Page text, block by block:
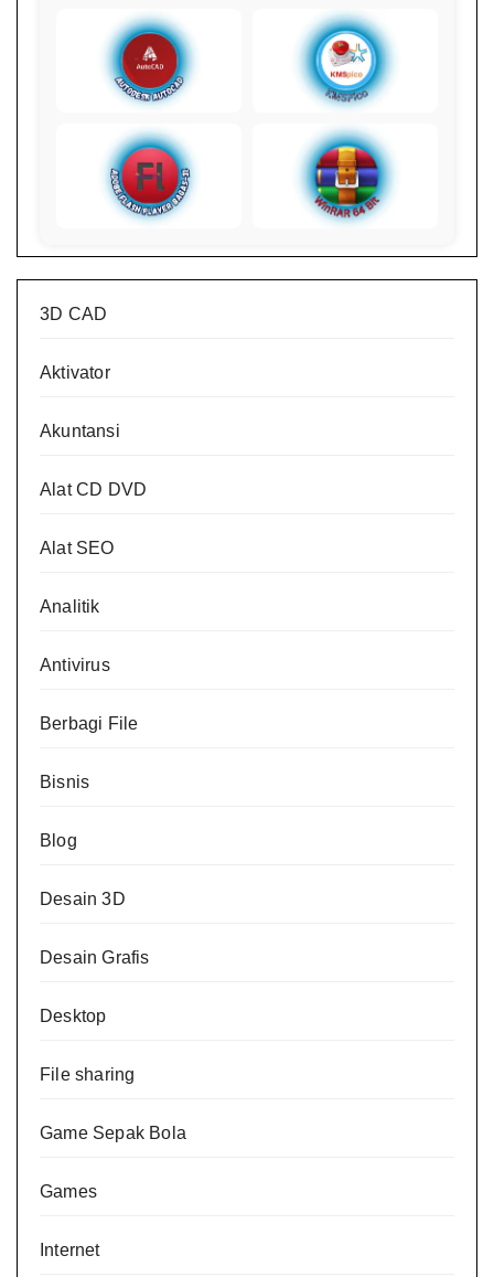
3D CAD
Aktivator
Akuntansi
Alat CD DVD
Alat SEO
Analitik
Antivirus
Berbagi File
Bisnis
Blog
Desain 3D
Desain Grafis
Desktop
File sharing
Game Sepak Bola
Games
Internet